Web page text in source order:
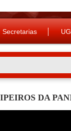
Secretarias
DA